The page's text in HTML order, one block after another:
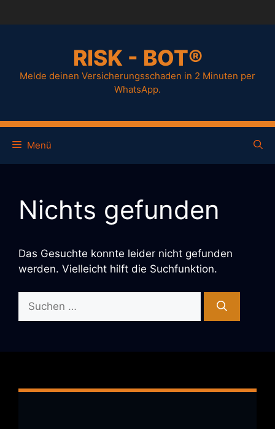
Inhalt
RISK - BOT®
Melde deinen Versicherungsschaden in 2 Minuten per
WhatsApp.
Menü
Nichts gefunden
Das Gesuchte konnte leider nicht gefunden
werden. Vielleicht hilft die Suchfunktion.
Suchen
nach: